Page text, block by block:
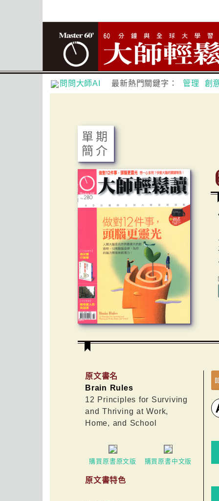
問問大師AI 最新熱門關鍵字： 管理 創
單期
簡介
原文書名
Brain Rules
12 Principles for Surviving
and Thriving at Work,
Home, and School
購買原書原文版 購買原書中文版
原文書特色